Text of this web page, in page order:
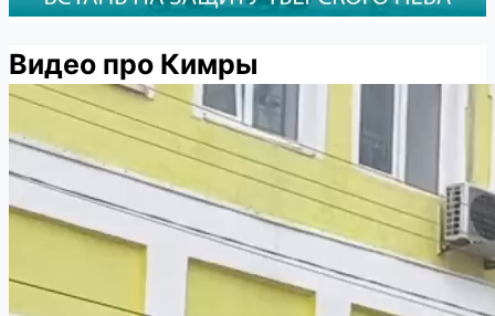
Видео про Кимры